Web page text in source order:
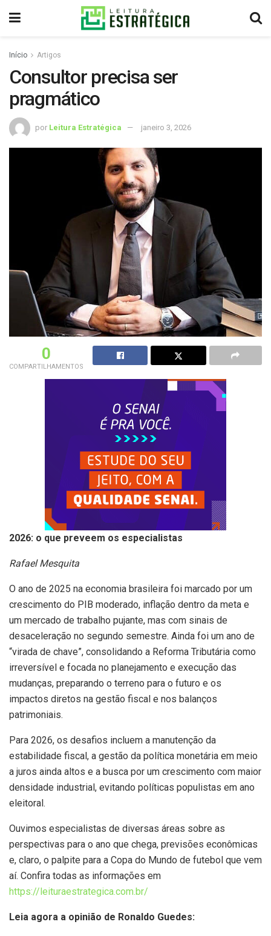
Início Artigos
Consultor precisa ser
pragmático
por Leitura Estratégica janeiro 3, 2026
0
COMPARTILHAMENTOS
2026: o que preveem os especialistas
Rafael Mesquita
O ano de 2025 na economia brasileira foi marcado por um
crescimento do PIB moderado, inflação dentro da meta e
um mercado de trabalho pujante, mas com sinais de
desaceleração no segundo semestre. Ainda foi um ano de
“virada de chave”, consolidando a Reforma Tributária como
irreversível e focada no planejamento e execução das
mudanças, preparando o terreno para o futuro e os
impactos diretos na gestão fiscal e nos balanços
patrimoniais.
Para 2026, os desafios incluem a manutenção da
estabilidade fiscal, a gestão da política monetária em meio
a juros ainda altos e a busca por um crescimento com maior
densidade industrial, evitando políticas populistas em ano
eleitoral.
Ouvimos especialistas de diversas áreas sobre as
perspectivas para o ano que chega, previsões econômicas
e, claro, o palpite para a Copa do Mundo de futebol que vem
aí. Confira todas as informações em
https://leituraestrategica.com.br/
Leia agora a opinião de Ronaldo Guedes: